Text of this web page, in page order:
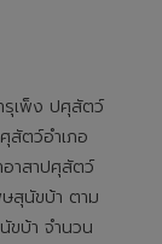
รุเพ็ง ปศุสัตว์
ตว์อำเภอ
าสาปศุสัตว์
สุนัขบ้า ตาม
บ้า จำนวน